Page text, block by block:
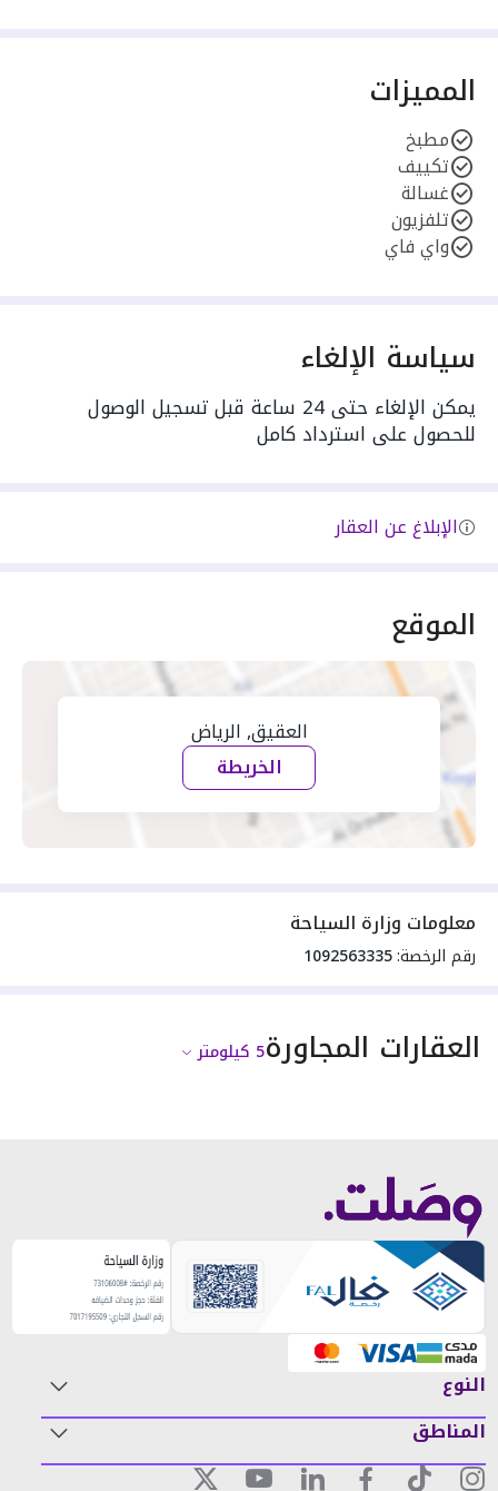
المميزات
مطبخ
تكييف
غسالة
تلفزيون
واي فاي
سياسة الإلغاء
يمكن الإلغاء حتى 24 ساعة قبل تسجيل الوصول
للحصول على استرداد كامل
الإبلاغ عن العقار
الموقع
العقيق, الرياض
الخريطة
معلومات وزارة السياحة
رقم الرخصة:1092563335
العقارات المجاورة5 كيلومتر
النوع
المناطق